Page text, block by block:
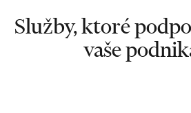
Služby, ktoré
vaše